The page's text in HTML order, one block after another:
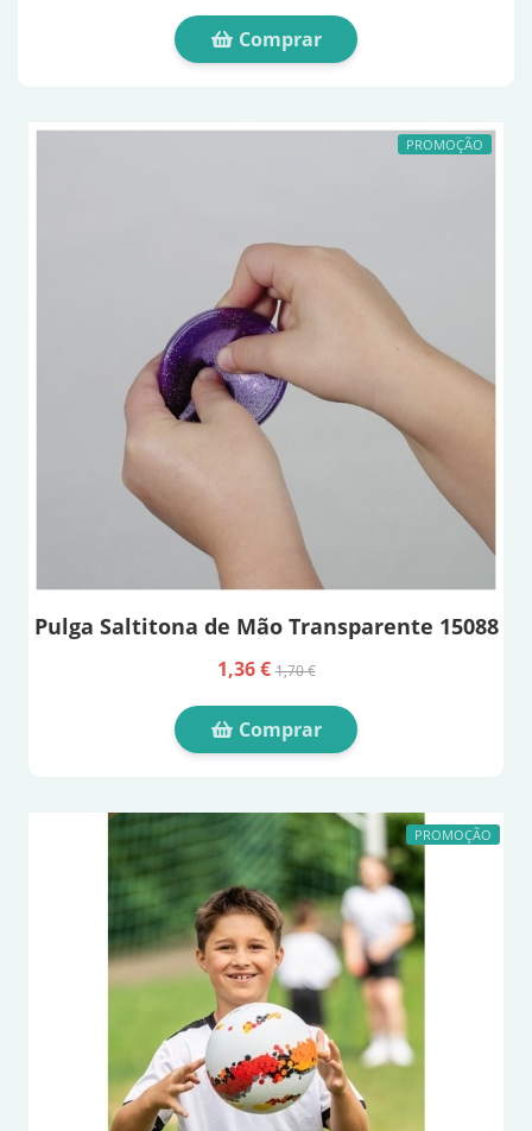
Comprar
PROMOÇÃO
Pulga Saltitona de Mão Transparente 15088
1,36 €1,70 €
Comprar
PROMOÇÃO